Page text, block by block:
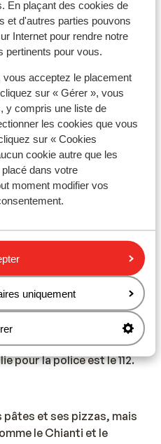
En plaçant des cookies de
et d'autres parties pouvons
Internet pour rendre notre
pertinents pour vous.
acceptez le placement
sur « Gérer », vous
y compris une liste de
les cookies que vous
sur « Cookies
cookie autre que les
dans votre
moment modifier vos
uniquement
d’un passeport ou
de validité. Vos
votre responsabilité.
fr/conseils-aux-
:
Letojanni, Taormina et
est présent. Dans la
local anglophone est
n'y a pas de guide Sunweb
par notre
guide n'est présent.
pour la police est le 112.
pâtes et ses pizzas, mais
le Chianti et le